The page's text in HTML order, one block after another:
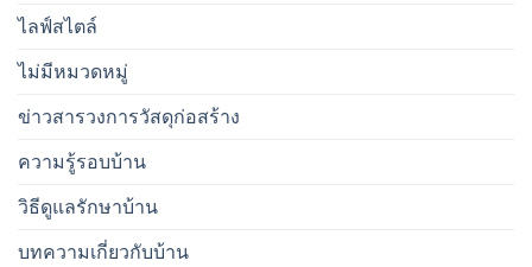
ไลฟ์สไตล์
ไม่มีหมวดหมู่
ข่าวสารวงการวัสดุก่อสร้าง
ความรู้รอบบ้าน
วิธีดูแลรักษาบ้าน
บทความเกี่ยวกับบ้าน